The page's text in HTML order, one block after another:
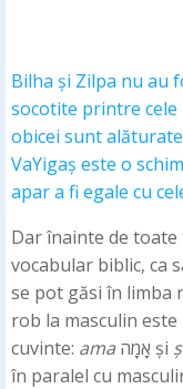
Bilha și Zilpa nu au
socotite printre
obicei sunt
VaYigaș este o
apar a fi egale cu
Dar înainte de toate
vocabular biblic, ca
se pot găsi în limba
rob la masculin este
cuvinte: ama אָמָה și
în paralel cu